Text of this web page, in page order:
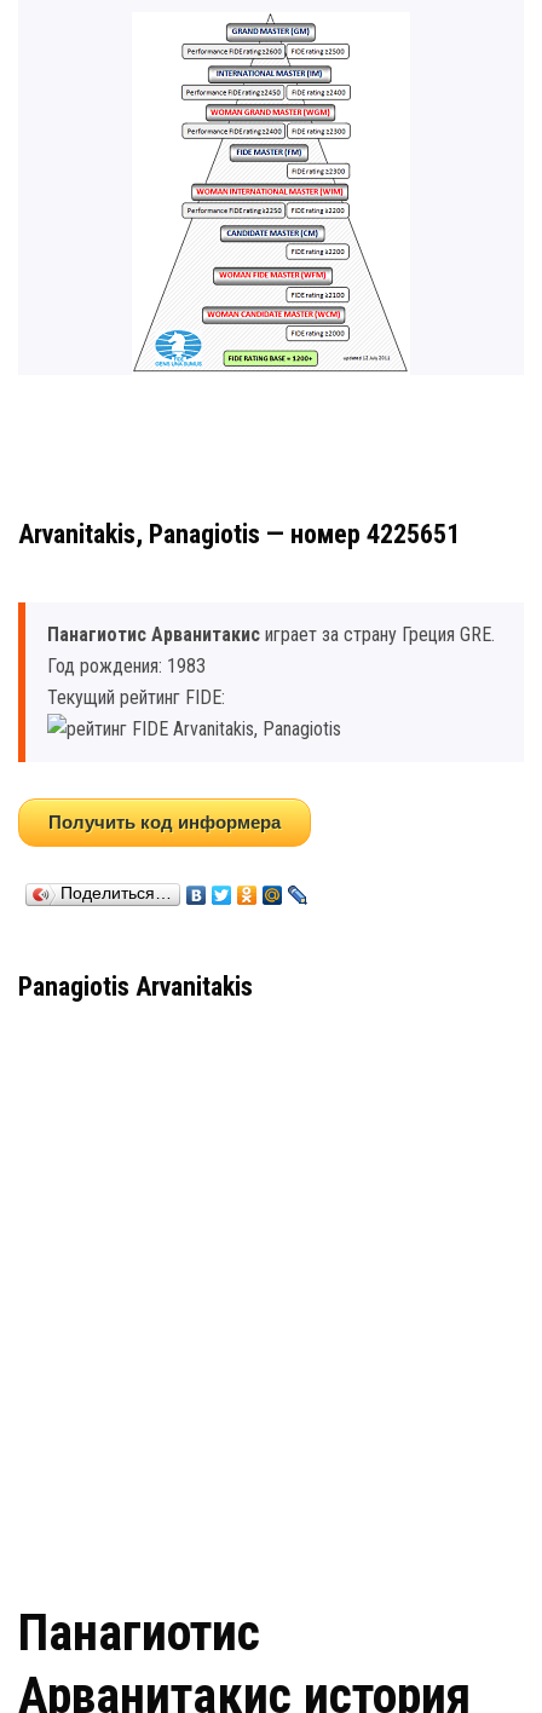
Arvanitakis, Panagiotis — номер 4225651
Панагиотис Арванитакис играет за страну Греция GRE.
Год рождения: 1983
Текущий рейтинг FIDE:
Получить код информера
Поделиться…
Panagiotis Arvanitakis
Панагиотис
Арванитакис история